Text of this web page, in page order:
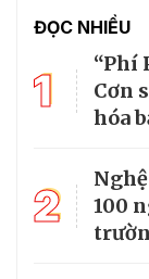
ĐỌC NHIỀU
1
“Phí
Cơn
hóa
2
100